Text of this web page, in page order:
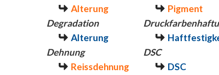
Alterung
Degradation
Alterung
Dehnung
Reissdehnung
Pigment
DSC
DSC